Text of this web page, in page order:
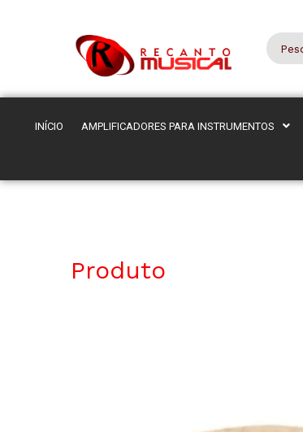
INÍCIO AMPLIFICADORES PARA INSTRUMENTOS
Produto